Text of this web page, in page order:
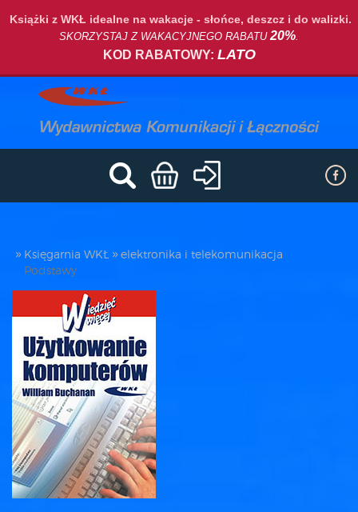
Książki z WKŁ idealne na wakacje - słońce, deszcz i do walizki.
SKORZYSTAJ Z WAKACYJNEGO RABATU20%.
KOD RABATOWY: LATO
Księgarnia WKŁ
elektronika i telekomunikacja
Podstawy